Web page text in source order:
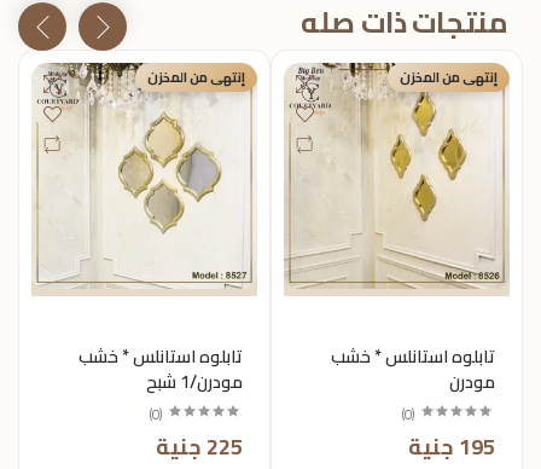
منتجات ذات صله
إنتهى من المخزن
تابلوه استانلس * خشب
مودرن/1 شبح
(
0
)
225 جنية
إنتهى من المخزن
تابلوه استانلس * خشب
مودرن
(
0
)
195 جنية